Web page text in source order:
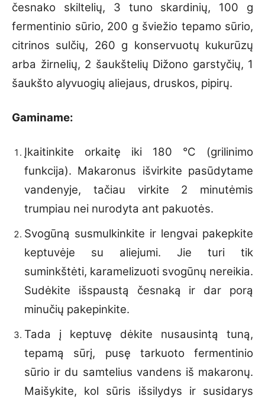
česnako skiltelių, 3 tuno skardinių, 100 g
fermentinio sūrio, 200 g šviežio tepamo sūrio,
citrinos sulčių, 260 g konservuotų kukurūzų
arba žirnelių, 2 šaukštelių Dižono garstyčių, 1
šaukšto alyvuogių aliejaus, druskos, pipirų.
Gaminame:
Įkaitinkite orkaitę iki 180 °C (grilinimo
funkcija). Makaronus išvirkite pasūdytame
vandenyje, tačiau virkite 2 minutėmis
trumpiau nei nurodyta ant pakuotės.
Svogūną susmulkinkite ir lengvai pakepkite
keptuvėje su aliejumi. Jie turi tik
suminkštėti, karamelizuoti svogūnų nereikia.
Sudėkite išspaustą česnaką ir dar porą
minučių pakepinkite.
Tada į keptuvę dėkite nusausintą tuną,
tepamą sūrį, pusę tarkuoto fermentinio
sūrio ir du samtelius vandens iš makaronų.
Maišykite, kol sūris išsilydys ir susidarys